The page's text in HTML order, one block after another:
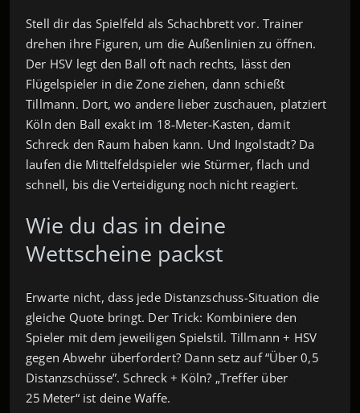
Stell dir das Spielfeld als Schachbrett vor. Trainer
drehen ihre Figuren, um die Außenlinien zu öffnen.
Der HSV legt den Ball oft nach rechts, lässt den
Flügelspieler in die Zone ziehen, dann schießt
Tillmann. Dort, wo andere lieber zuschauen, platziert
Köln den Ball exakt im 18‑Meter‑Kasten, damit
Schreck den Raum haben kann. Und Ingolstadt? Da
laufen die Mittelfeldspieler wie Stürmer, flach und
schnell, bis die Verteidigung noch nicht reagiert.
Wie du das in deine
Wettscheine packst
Erwarte nicht, dass jede Distanzschuss-Situation die
gleiche Quote bringt. Der Trick: Kombiniere den
Spieler mit dem jeweiligen Spielstil. Tillmann + HSV
gegen Abwehr überfordert? Dann setz auf “Über 0,5
Distanzschüsse”. Schreck + Köln? „Treffer über
25 Meter“ ist deine Waffe.